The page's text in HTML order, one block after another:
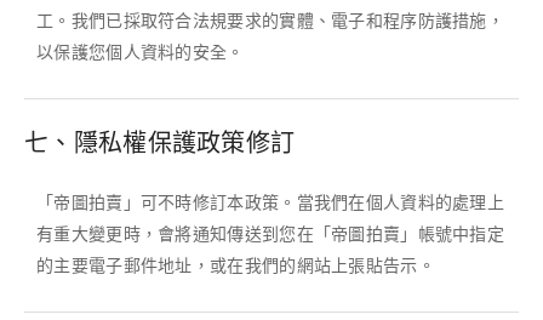
工。我們已採取符合法規要求的實體、電子和程序防護措施，
以保護您個人資料的安全。
七、隱私權保護政策修訂
「帝圖拍賣」可不時修訂本政策。當我們在個人資料的處理上
有重大變更時，會將通知傳送到您在「帝圖拍賣」帳號中指定
的主要電子郵件地址，或在我們的網站上張貼告示。